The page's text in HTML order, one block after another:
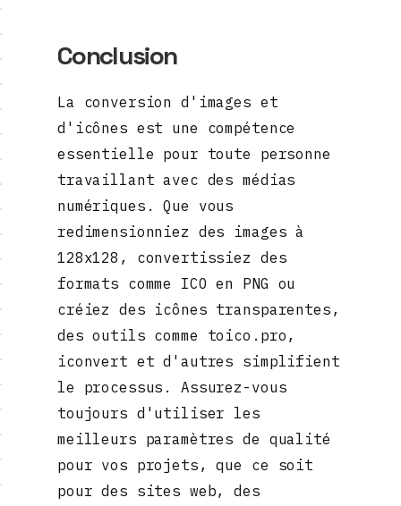
Conclusion
La conversion d'images et
d'icônes est une compétence
essentielle pour toute personne
travaillant avec des médias
numériques. Que vous
redimensionniez des images à
128x128, convertissiez des
formats comme ICO en PNG ou
créiez des icônes transparentes,
des outils comme toico.pro,
iconvert et d'autres simplifient
le processus. Assurez-vous
toujours d'utiliser les
meilleurs paramètres de qualité
pour vos projets, que ce soit
pour des sites web, des